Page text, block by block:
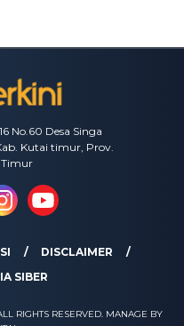
No.60 Desa Singa
Kutai timur, Prov.
DISCLAIMER
SIBER
RIGHTS RESERVED. MANAGE BY